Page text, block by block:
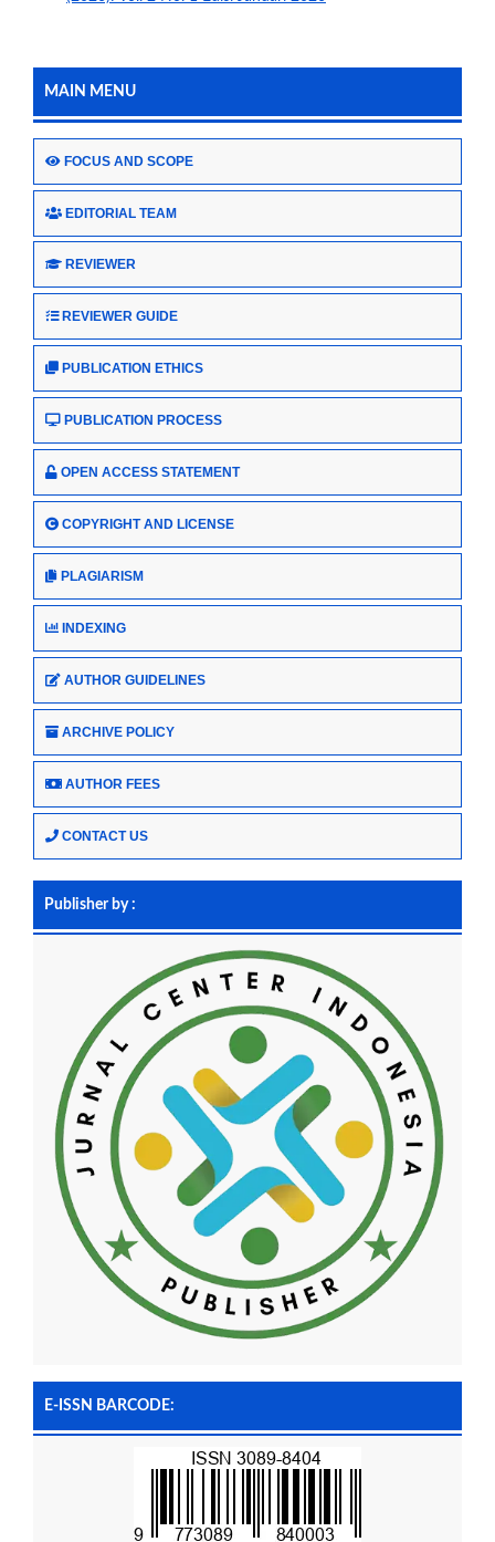
MAIN MENU
FOCUS AND SCOPE
EDITORIAL TEAM
REVIEWER
REVIEWER GUIDE
PUBLICATION ETHICS
PUBLICATION PROCESS
OPEN ACCESS STATEMENT
COPYRIGHT AND LICENSE
PLAGIARISM
INDEXING
AUTHOR GUIDELINES
ARCHIVE POLICY
AUTHOR FEES
CONTACT US
Publisher by :
E-ISSN BARCODE: